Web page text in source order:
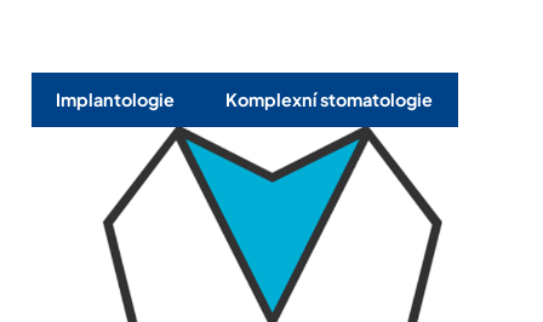
Implantologie Komplexní stomatologie